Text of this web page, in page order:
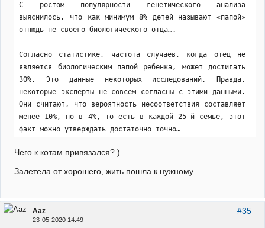
С ростом популярности генетического анализа
выяснилось, что как минимум 8% детей называют «папой»
отнюдь не своего биологического отца….
Согласно статистике, частота случаев, когда отец не
является биологическим папой ребенка, может достигать
30%. Это данные некоторых исследований. Правда,
некоторые эксперты не совсем согласны с этими данными.
Они считают, что вероятность несоответствия составляет
менее 10%, но в 4%, то есть в каждой 25-й семье, этот
факт можно утверждать достаточно точно…
Чего к котам привязался? )
Залетела от хорошего, жить пошла к нужному.
#35
Aaz
23-05-2020 14:49